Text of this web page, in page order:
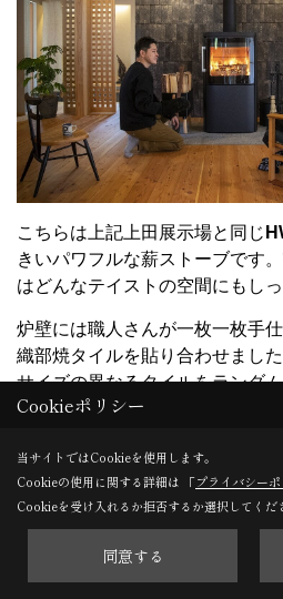
こちらは上記上田展示場と同じ
きいパワフルな薪ストーブです
はどんなテイストの空間にもし
炉壁には職人さんが一枚一枚手
織部焼タイルを貼り合わせました
サイズの異なるタイルをランダ
ぎないラフな印象を残します。
め、粗削りな質感がどこか逞し
炉台は主張しすぎないダークグ
和させる役割を。家具や小物に
れ、マニッシュなインテリアに
Cookieポリシー
当サイトではCookieを使用します。
Cookieの使用に関する詳細は 「プライバシー
Cookieを受け入れるか拒否するか選択してくだ
同意する